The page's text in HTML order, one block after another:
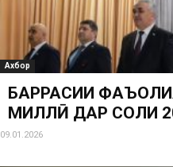
Ахбор
БАРРАСИИ
МИЛЛӢ ДАР СОЛИ
09.01.2026